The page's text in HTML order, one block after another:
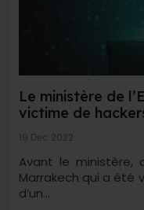
Le ministère de
victime de
19 Dec 2022
Avant le ministère,
Marrakech qui a été
d’un...